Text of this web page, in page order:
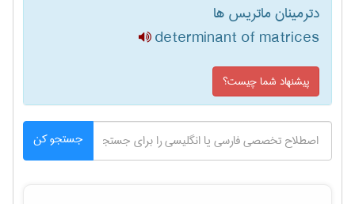
دترمینان ماتریس ها
determinant of matrices
پیشنهاد شما چیست؟
جستجو کن